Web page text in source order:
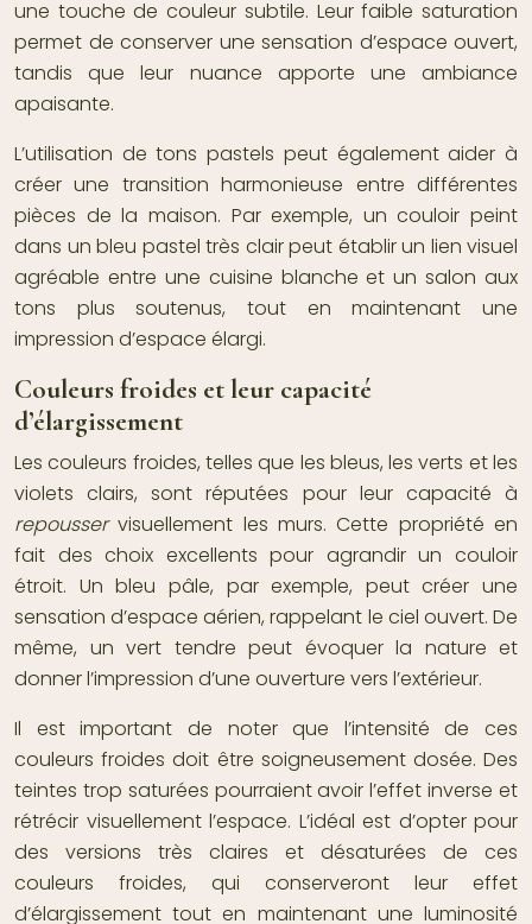
une touche de couleur subtile. Leur faible saturation
permet de conserver une sensation d’espace ouvert,
tandis que leur nuance apporte une ambiance
apaisante.
L’utilisation de tons pastels peut également aider à
créer une transition harmonieuse entre différentes
pièces de la maison. Par exemple, un couloir peint
dans un bleu pastel très clair peut établir un lien visuel
agréable entre une cuisine blanche et un salon aux
tons plus soutenus, tout en maintenant une
impression d’espace élargi.
Couleurs froides et leur capacité
d’élargissement
Les couleurs froides, telles que les bleus, les verts et les
violets clairs, sont réputées pour leur capacité à
repousservisuellement les murs. Cette propriété en
fait des choix excellents pour agrandir un couloir
étroit. Un bleu pâle, par exemple, peut créer une
sensation d’espace aérien, rappelant le ciel ouvert. De
même, un vert tendre peut évoquer la nature et
donner l’impression d’une ouverture vers l’extérieur.
Il est important de noter que l’intensité de ces
couleurs froides doit être soigneusement dosée. Des
teintes trop saturées pourraient avoir l’effet inverse et
rétrécir visuellement l’espace. L’idéal est d’opter pour
des versions très claires et désaturées de ces
couleurs froides, qui conserveront leur effet
d’élargissement tout en maintenant une luminosité